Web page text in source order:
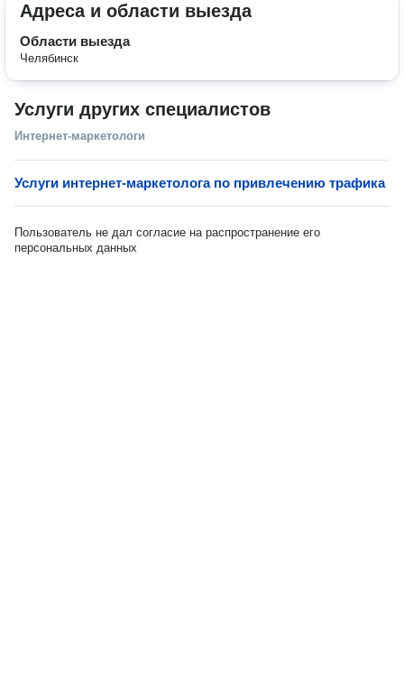
Адреса и области выезда
Области выезда
Челябинск
Услуги других специалистов
Интернет-маркетологи
Услуги интернет-маркетолога по привлечению трафика
Пользователь не дал согласие на распространение его
персональных данных